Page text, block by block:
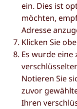
ein. Dies ist
möchten,
Adresse
Klicken Sie
Es wurde eine
Notieren Sie
zuvor
Ihren